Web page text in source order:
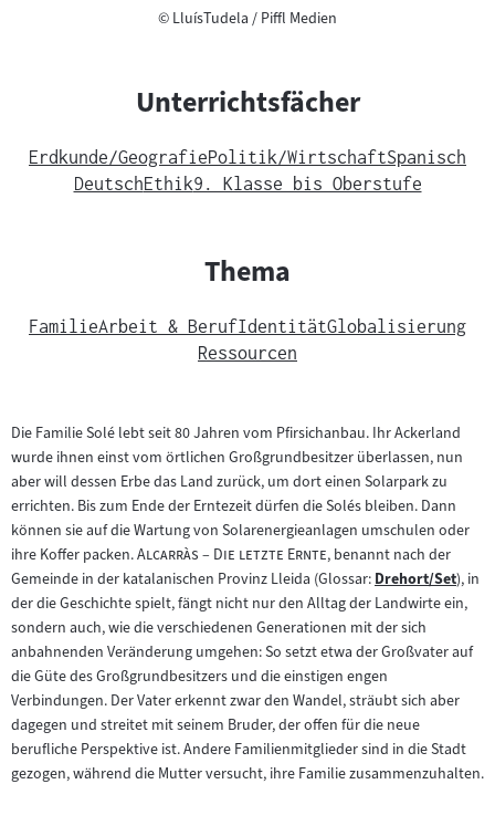
©Copyright
LluísTudela / Piffl Medien
Unterrichtsfächer
Erdkunde/GeografiePolitik/WirtschaftSpanisch
DeutschEthik9. Klasse bis Oberstufe
Thema
FamilieArbeit & BerufIdentitätGlobalisierung
Ressourcen
Die Familie Solé lebt seit 80 Jahren vom Pfirsichanbau. Ihr Ackerland
wurde ihnen einst vom örtlichen Großgrundbesitzer überlassen, nun
aber will dessen Erbe das Land zurück, um dort einen Solarpark zu
errichten. Bis zum Ende der Erntezeit dürfen die Solés bleiben. Dann
können sie auf die Wartung von Solarenergieanlagen umschulen oder
ihre Koffer packen."
Alcarràs – Die letzte Ernte", benannt nach der
Gemeinde in der katalanischen Provinz Lleida (Glossar:Zum
Inhalt:
Drehort/Set), in
der die Geschichte spielt, fängt nicht nur den Alltag der Landwirte ein,
sondern auch, wie die verschiedenen Generationen mit der sich
anbahnenden Veränderung umgehen: So setzt etwa der Großvater auf
die Güte des Großgrundbesitzers und die einstigen engen
Verbindungen. Der Vater erkennt zwar den Wandel, sträubt sich aber
dagegen und streitet mit seinem Bruder, der offen für die neue
berufliche Perspektive ist. Andere Familienmitglieder sind in die Stadt
gezogen, während die Mutter versucht, ihre Familie zusammenzuhalten.